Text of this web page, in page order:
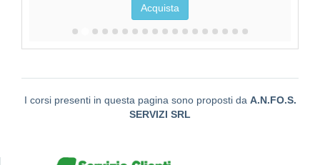
Acquista
I corsi presenti in questa pagina sono proposti da A.N.FO.S.
SERVIZI SRL